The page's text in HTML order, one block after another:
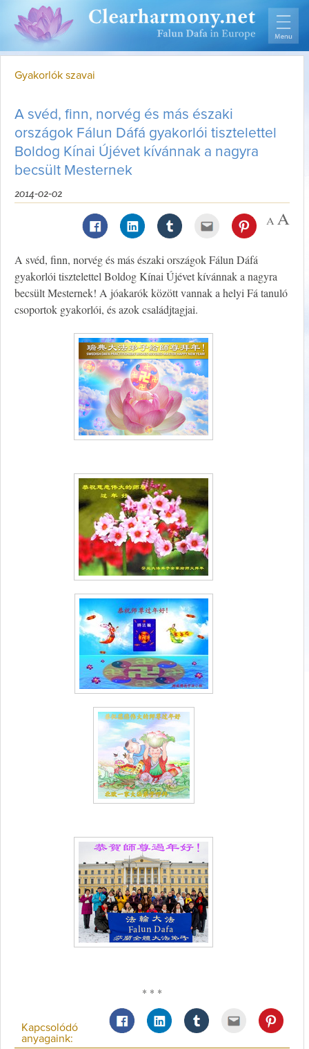
Gyakorlók szavai
A svéd, finn, norvég és más északi
országok Fálun Dáfá gyakorlói tisztelettel
Boldog Kínai Újévet kívánnak a nagyra
becsült Mesternek
2014-02-02
A svéd, finn, norvég és más északi országok Fálun Dáfá
gyakorlói tisztelettel Boldog Kínai Újévet kívánnak a nagyra
becsült Mesternek! A jóakarók között vannak a helyi Fá tanuló
csoportok gyakorlói, és azok családjtagjai.
* * *
Kapcsolódó
anyagaink: